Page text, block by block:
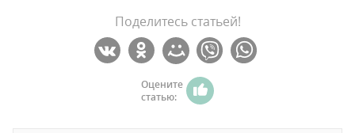
Поделитесь статьей!
Оцените
статью: